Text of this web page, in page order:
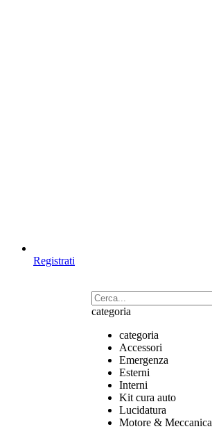
Registrati
categoria
categoria
Accessori
Emergenza
Esterni
Interni
Kit cura auto
Lucidatura
Motore & Meccanica